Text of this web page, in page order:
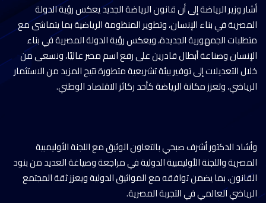
أشار وزير الرياضة إلى أن قانون الرياضة الجديد يعكس رؤية الدولة
المصرية في بناء الإنسان، وتطوير المنظومة الرياضية بما يتماشى مع
متطلبات الجمهورية الجديدة، ويعكس رؤية الدولة المصرية في بناء
الإنسان وصناعة أبطال قادرين على رفع اسم مصر عاليًا، ونسعى من
خلال التعديلات إلى توفير بيئة تشريعية متطورة تتيح المزيد من الاستثمار
الرياضي، وتعزز مكانة الرياضة كأحد ركائز الاقتصاد الوطني.
وأشاد الدكتور أشرف صبحي بالتعاون الوثيق مع اللجنة الأوليمبية
المصرية واللجنة الأوليمبية الدولية في مراجعة وصياغة العديد من بنود
القانون، بما يضمن توافقه مع المواثيق الدولية ويعزز ثقة المجتمع
الرياضي العالمي في التجربة المصرية.